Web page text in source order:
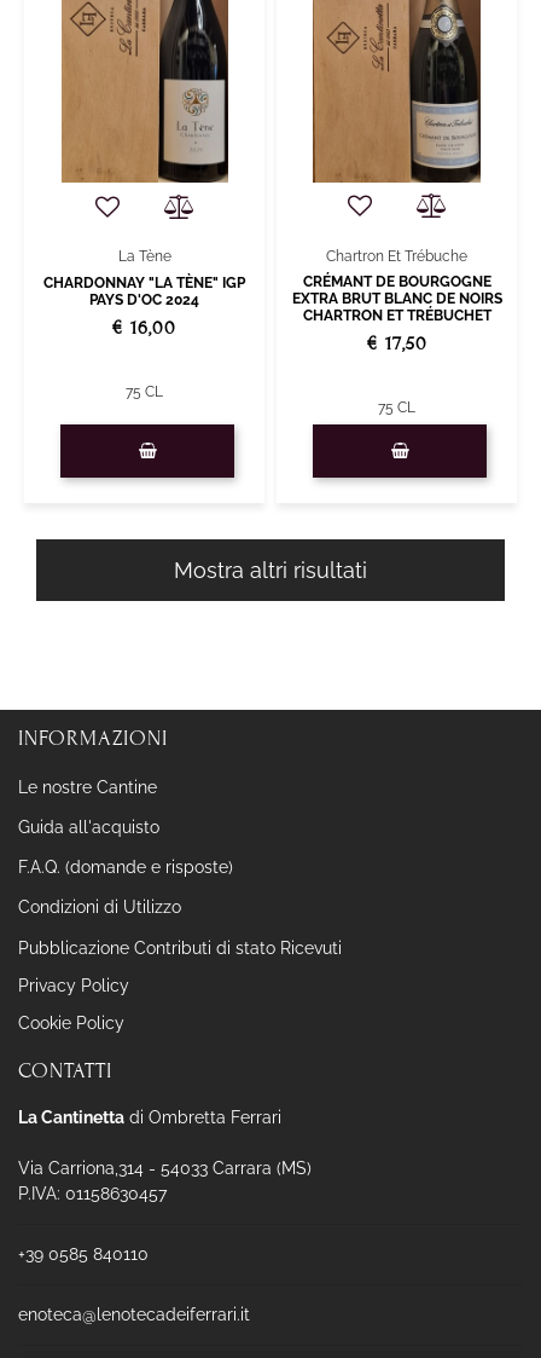
La Tène
CHARDONNAY "LA TÈNE" IGP
PAYS D'OC 2024
€ 16,00
75 CL
Chartron Et Trébuche
CRÉMANT DE BOURGOGNE
EXTRA BRUT BLANC DE NOIRS
CHARTRON ET TRÉBUCHET
€ 17,50
75 CL
Mostra altri risultati
INFORMAZIONI
Le nostre Cantine
Guida all'acquisto
F.A.Q. (domande e risposte)
Condizioni di Utilizzo
Pubblicazione Contributi di stato Ricevuti
Privacy Policy
Cookie Policy
CONTATTI
La Cantinetta di Ombretta Ferrari
Via Carriona,314 - 54033 Carrara (MS)
P.IVA: 01158630457
+39 0585 840110
enoteca@lenotecadeiferrari.it